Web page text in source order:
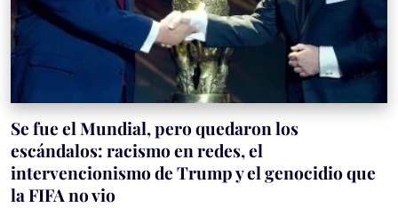
Se fue el Mundial, pero quedaron los
escándalos: racismo en redes, el
intervencionismo de Trump y el genocidio que
la FIFA no vio